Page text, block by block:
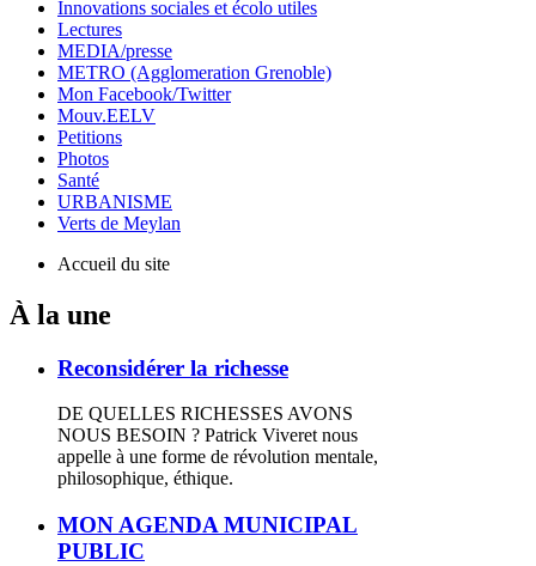
Innovations sociales et écolo utiles
Lectures
MEDIA/presse
METRO (Agglomeration Grenoble)
Mon Facebook/Twitter
Mouv.EELV
Petitions
Photos
Santé
URBANISME
Verts de Meylan
Accueil du site
À la une
Reconsidérer la richesse
DE QUELLES RICHESSES AVONS
NOUS BESOIN ? Patrick Viveret nous
appelle à une forme de révolution mentale,
philosophique, éthique.
MON AGENDA MUNICIPAL
PUBLIC